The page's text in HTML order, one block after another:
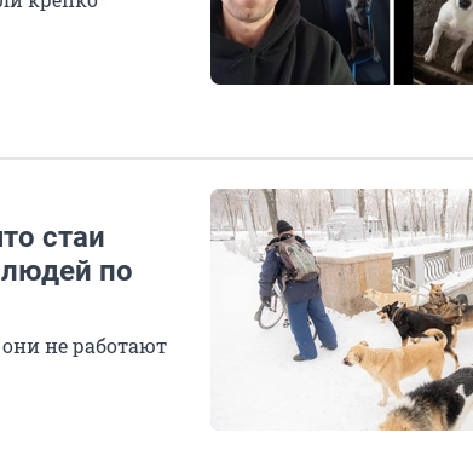
стаи
по
не работают